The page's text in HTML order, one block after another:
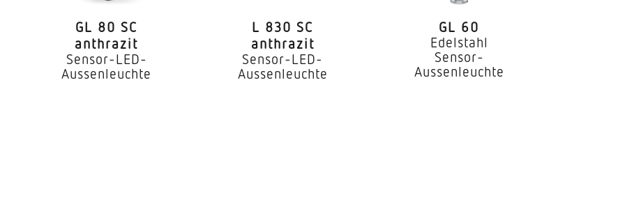
60000 Std
LM80
L80B50
Ohne
GL 80 SC
anthrazit
Sensor-LED-
Aussenleuchte
L 830 SC
anthrazit
Sensor-LED-
Aussenleuchte
GL 60
Edelstahl
Sensor-
Aussenleuchte